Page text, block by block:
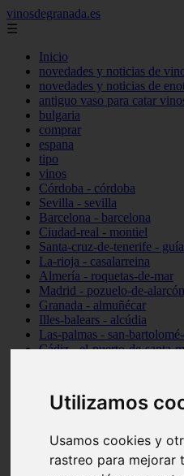
Utilizamos
Usamos cookies y
rastreo para mejorar
vinosdegranada.es
☰
Inicio
novedades y noticias de
novedades y noticias de
antiguo vaso para catar
bulgaria
comprar
espana
tipo
vinos
Córdoba - córdoba
Sevilla - sevilla
Barcelona - barcelona
Ciudad-real - montiel
Santa-cruz-de-tenerife -
La-rioja - casalarreina
Almería - roquetas-de-mar
Madrid - pozuelo-de-alarcón
Granada - almuñécar
Illes-balears - alcúdia
Las-palmas - san-
Cádiz - el-puerto-de-santa-
Santa-cruz-de-tenerife - los-
Cantabria - suances
Granada - monachil
Huesca - isábena